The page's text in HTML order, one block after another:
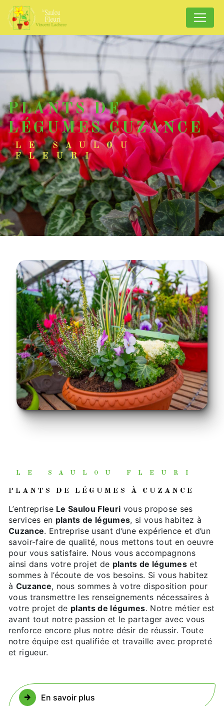
PLANTS DE
LÉGUMES CUZANCE
LE SAULOU
FLEURI
LE SAULOU FLEURI
PLANTS DE LÉGUMES À CUZANCE
L’entreprise Le Saulou Fleuri vous propose ses
services en plants de légumes, si vous habitez à
Cuzance. Entreprise usant d’une expérience et d’un
savoir-faire de qualité, nous mettons tout en oeuvre
pour vous satisfaire. Nous vous accompagnons
ainsi dans votre projet de plants de légumes et
sommes à l’écoute de vos besoins. Si vous habitez
à Cuzance, nous sommes à votre disposition pour
vous transmettre les renseignements nécessaires à
votre projet de plants de légumes. Notre métier est
avant tout notre passion et le partager avec vous
renforce encore plus notre désir de réussir. Toute
notre équipe est qualifiée et travaille avec propreté
et rigueur.
En savoir plus
Panneau de gestion des cookies